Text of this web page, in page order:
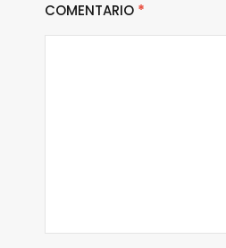
COMENTARIO *